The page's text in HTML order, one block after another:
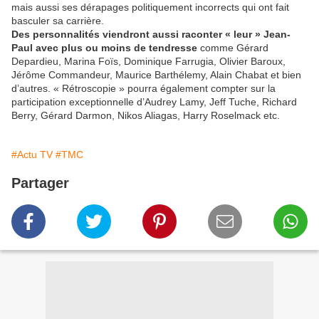
mais aussi ses dérapages politiquement incorrects qui ont fait
basculer sa carrière.
Des personnalités viendront aussi raconter « leur » Jean-
Paul avec plus ou moins de tendresse comme Gérard
Depardieu, Marina Foïs, Dominique Farrugia, Olivier Baroux,
Jérôme Commandeur, Maurice Barthélemy, Alain Chabat et bien
d’autres. « Rétroscopie » pourra également compter sur la
participation exceptionnelle d’Audrey Lamy, Jeff Tuche, Richard
Berry, Gérard Darmon, Nikos Aliagas, Harry Roselmack etc.
#Actu TV #TMC
Partager